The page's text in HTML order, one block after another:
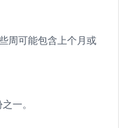
周可能包含上个月或
一。